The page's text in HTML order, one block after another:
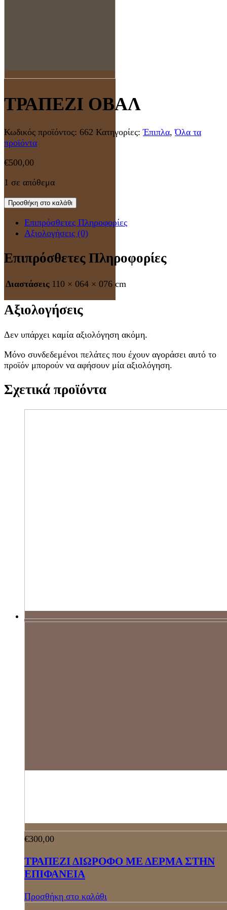
ΤΡΑΠΕΖΙ ΟΒΑΛ
Κωδικός προϊόντος: 662 Κατηγορίες:Έπιπλα,Όλα τα
προϊόντα
€500,00
1 σε απόθεμα
Προσθήκη στο καλάθι
Επιπρόσθετες Πληροφορίες
Αξιολογήσεις (0)
Επιπρόσθετες Πληροφορίες
Διαστάσεις 110 × 064 × 076 cm
Αξιολογήσεις
Δεν υπάρχει καμία αξιολόγηση ακόμη.
Μόνο συνδεδεμένοι πελάτες που έχουν αγοράσει αυτό το
προϊόν μπορούν να αφήσουν μία αξιολόγηση.
Σχετικά προϊόντα
€300,00
ΤΡΑΠΕΖΙ ΔΙΩΡΟΦΟ ΜΕ ΔΕΡΜΑ ΣΤΗΝ
ΕΠΙΦΑΝΕΙΑ
Προσθήκη στο καλάθι